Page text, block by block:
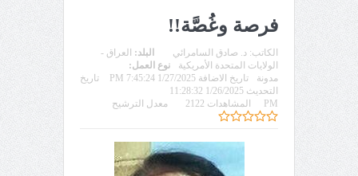
فرصة وغُصَّة!!
الكاتب: د. صادق السامرائي البلد: العراق -
الولايات المتحدة الأمريكية
نوع العمل:
مدونة
تاريخ الاضافة 1/27/2025 7:45:24 PM
تاريخ
التحديث 1/26/2025 11:28:32
PM
المشاهدات 2122 معدل الترشيح